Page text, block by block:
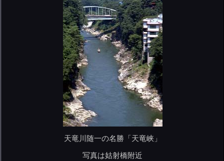
天竜川随一の名勝「天竜峡」
写真は姑射橋附近